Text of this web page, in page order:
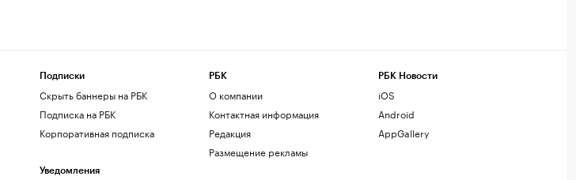
Подписки
Скрыть баннеры на РБК
Подписка на РБК
Корпоративная подписка
Уведомления
РБК
О компании
Контактная информация
Редакция
Размещение рекламы
РБК Новости
iOS
Android
AppGallery